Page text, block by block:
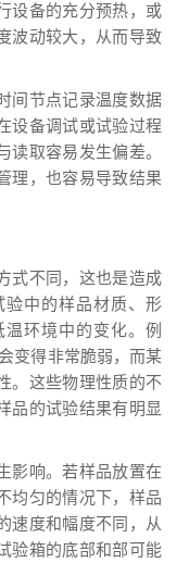
设备的充分预热，或
波动较大，从而导致
节点记录温度数据
设备调试或试验过程
读取容易发生偏差。
理，也容易导致结果
不同，这也是造成
中的样品材质、形
环境中的变化。例
变得非常脆弱，而某
。这些物理性质的不
品的试验结果有明显
响。若样品放置在
均匀的情况下，样品
速度和幅度不同，从
验箱的底部和部可能